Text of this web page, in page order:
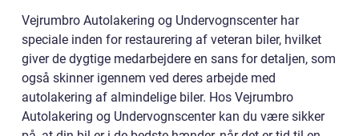
Vejrumbro Autolakering og Undervognscenter har
speciale inden for restaurering af veteran biler, hvilket
giver de dygtige medarbejdere en sans for detaljen, som
også skinner igennem ved deres arbejde med
autolakering af almindelige biler. Hos Vejrumbro
Autolakering og Undervognscenter kan du være sikker